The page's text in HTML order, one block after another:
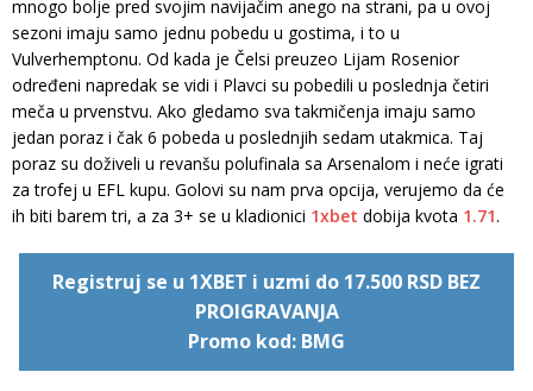
mnogo bolje pred svojim navijačim anego na strani, pa u ovoj
sezoni imaju samo jednu pobedu u gostima, i to u
Vulverhemptonu. Od kada je Čelsi preuzeo Lijam Rosenior
određeni napredak se vidi i Plavci su pobedili u poslednja četiri
meča u prvenstvu. Ako gledamo sva takmičenja imaju samo
jedan poraz i čak 6 pobeda u poslednjih sedam utakmica. Taj
poraz su doživeli u revanšu polufinala sa Arsenalom i neće igrati
za trofej u EFL kupu. Golovi su nam prva opcija, verujemo da će
ih biti barem tri, a za 3+ se u kladionici 1xbet dobija kvota 1.71.
Registruj se u 1XBET i uzmi do 17.500 RSD BEZ
PROIGRAVANJA
Promo kod: BMG